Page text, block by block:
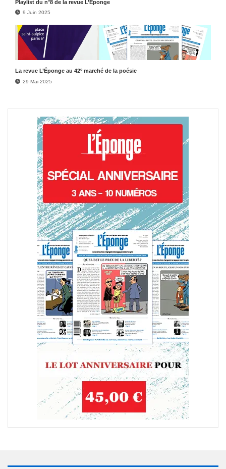
Play­list du n°8 de la revue L’Éponge
9 Juin 2025
La revue L’Éponge au 42e marché de la poésie
29 Mai 2025